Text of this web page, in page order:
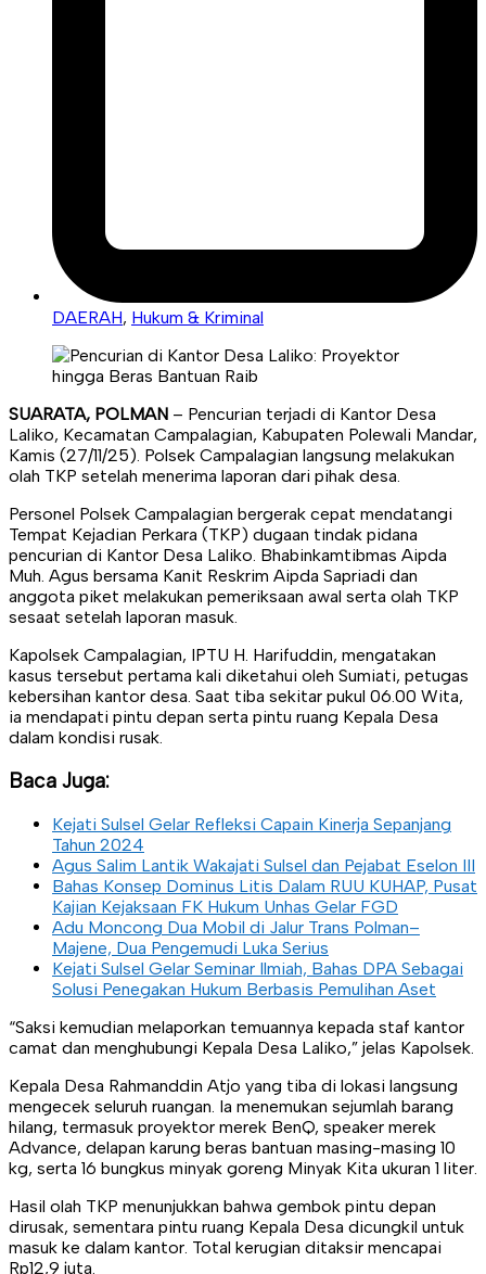
DAERAH, Hukum & Kriminal
SUARATA, POLMAN – Pencurian terjadi di Kantor Desa
Laliko, Kecamatan Campalagian, Kabupaten Polewali Mandar,
Kamis (27/11/25). Polsek Campalagian langsung melakukan
olah TKP setelah menerima laporan dari pihak desa.
Personel Polsek Campalagian bergerak cepat mendatangi
Tempat Kejadian Perkara (TKP) dugaan tindak pidana
pencurian di Kantor Desa Laliko. Bhabinkamtibmas Aipda
Muh. Agus bersama Kanit Reskrim Aipda Sapriadi dan
anggota piket melakukan pemeriksaan awal serta olah TKP
sesaat setelah laporan masuk.
Kapolsek Campalagian, IPTU H. Harifuddin, mengatakan
kasus tersebut pertama kali diketahui oleh Sumiati, petugas
kebersihan kantor desa. Saat tiba sekitar pukul 06.00 Wita,
ia mendapati pintu depan serta pintu ruang Kepala Desa
dalam kondisi rusak.
Baca Juga:
Kejati Sulsel Gelar Refleksi Capain Kinerja Sepanjang
Tahun 2024
Agus Salim Lantik Wakajati Sulsel dan Pejabat Eselon III
Bahas Konsep Dominus Litis Dalam RUU KUHAP, Pusat
Kajian Kejaksaan FK Hukum Unhas Gelar FGD
Adu Moncong Dua Mobil di Jalur Trans Polman–
Majene, Dua Pengemudi Luka Serius
Kejati Sulsel Gelar Seminar Ilmiah, Bahas DPA Sebagai
Solusi Penegakan Hukum Berbasis Pemulihan Aset
“Saksi kemudian melaporkan temuannya kepada staf kantor
camat dan menghubungi Kepala Desa Laliko,” jelas Kapolsek.
Kepala Desa Rahmanddin Atjo yang tiba di lokasi langsung
mengecek seluruh ruangan. Ia menemukan sejumlah barang
hilang, termasuk proyektor merek BenQ, speaker merek
Advance, delapan karung beras bantuan masing-masing 10
kg, serta 16 bungkus minyak goreng Minyak Kita ukuran 1 liter.
Hasil olah TKP menunjukkan bahwa gembok pintu depan
dirusak, sementara pintu ruang Kepala Desa dicungkil untuk
masuk ke dalam kantor. Total kerugian ditaksir mencapai
Rp12,9 juta.